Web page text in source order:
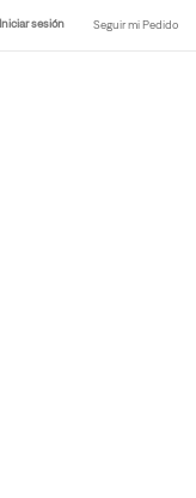
Iniciar sesión Seguir mi Pedido